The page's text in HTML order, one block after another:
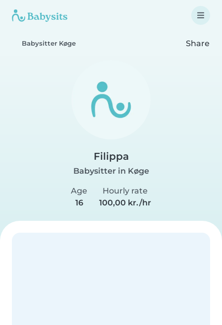
Babysitter Køge Share
Filippa
Babysitter in Køge
Age
16
Hourly rate
100,00 kr./hr